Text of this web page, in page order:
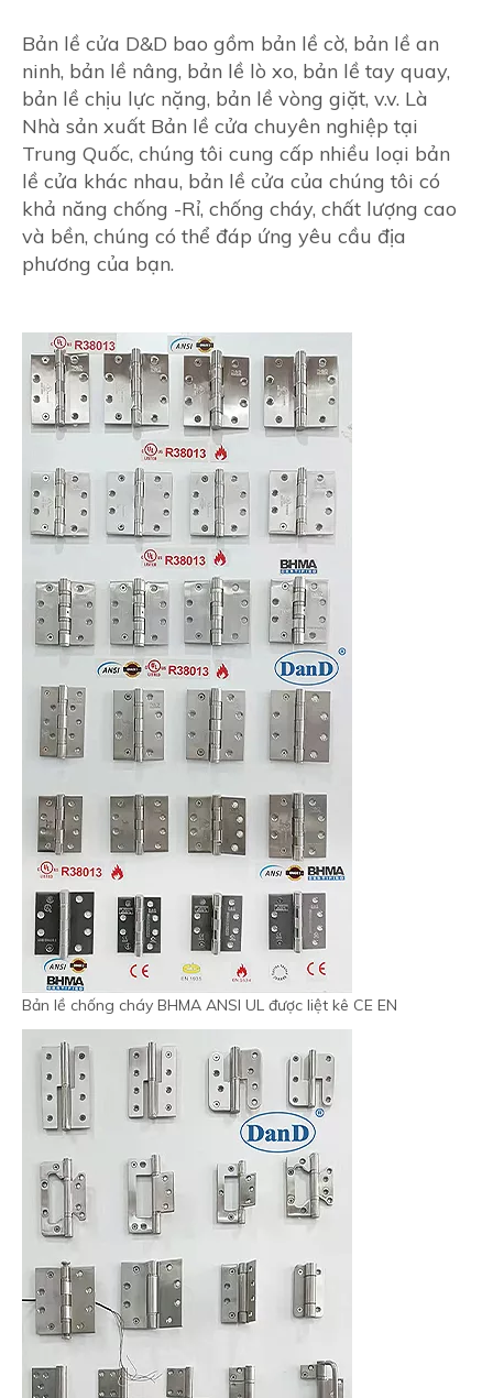
Bản lề cửa D&D bao gồm bản lề cờ, bản lề an
ninh, bản lề nâng, bản lề lò xo, bản lề tay quay,
bản lề chịu lực nặng, bản lề vòng giặt, v.v. Là
Nhà sản xuất Bản lề cửa chuyên nghiệp tại
Trung Quốc, chúng tôi cung cấp nhiều loại bản
lề cửa khác nhau, bản lề cửa của chúng tôi có
khả năng chống -Rỉ, chống cháy, chất lượng cao
và bền, chúng có thể đáp ứng yêu cầu địa
phương của bạn.
Bản lề chống cháy BHMA ANSI UL được liệt kê CE EN